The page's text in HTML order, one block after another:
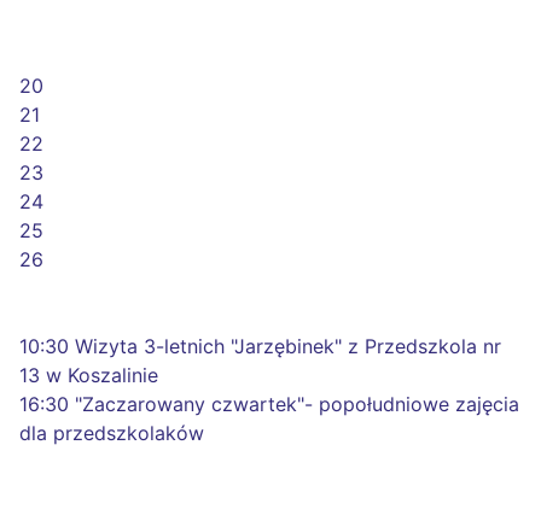
20
21
22
23
24
25
26
10:30 Wizyta 3-letnich "Jarzębinek" z Przedszkola nr
13 w Koszalinie
16:30 "Zaczarowany czwartek"- popołudniowe zajęcia
dla przedszkolaków